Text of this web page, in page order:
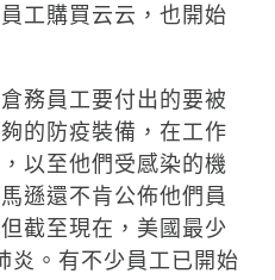
工購買云云，也開始
務員工要付出的要被
的防疫裝備，在工作
以至他們受感染的機
遜還不肯公佈他們員
截至現在，美國最少
炎。有不少員工已開始